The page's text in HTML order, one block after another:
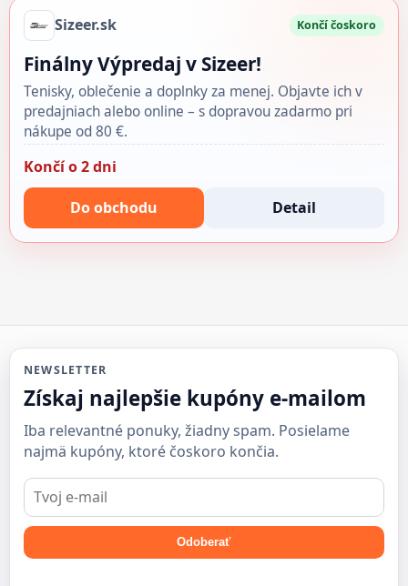
Sizeer.sk Končí čoskoro
Finálny Výpredaj v Sizeer!
Tenisky, oblečenie a doplnky za menej. Objavte ich v
predajniach alebo online – s dopravou zadarmo pri
nákupe od 80 €.
Končí o 2 dni
Do obchodu Detail
NEWSLETTER
Získaj najlepšie kupóny e-mailom
Iba relevantné ponuky, žiadny spam. Posielame
najmä kupóny, ktoré čoskoro končia.
E-
mail
Odoberať